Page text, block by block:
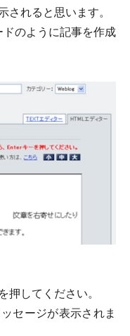
されると思います。
のように記事を作成
押してください。
セージが表示されま